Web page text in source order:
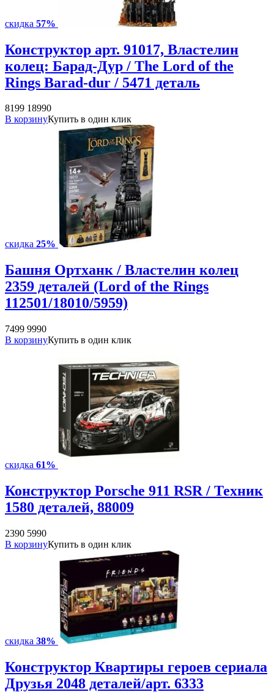
скидка 57%
Конструктор арт. 91017, Властелин
колец: Барад-Дур / The Lord of the
Rings Barad-dur / 5471 деталь
8199 18990
В корзинуКупить в один клик
скидка 25%
Башня Ортханк / Властелин колец
2359 деталей (Lord of the Rings
112501/18010/5959)
7499 9990
В корзинуКупить в один клик
скидка 61%
Конструктор Porsche 911 RSR / Техник
1580 деталей, 88009
2390 5990
В корзинуКупить в один клик
скидка 38%
Конструктор Квартиры героев сериала
Друзья 2048 деталей/арт. 6333